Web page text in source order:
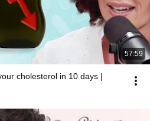
57:59
cholesterol in 10 days |